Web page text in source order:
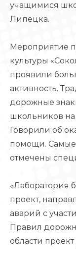
учащимися
Липецка.
Мероприятие
культуры
проявили
активность.
дорожные
школьников
Говорили об
помощи. Самые
отмечены
«Лаборатория
проект,
аварий с
Правил
области проект